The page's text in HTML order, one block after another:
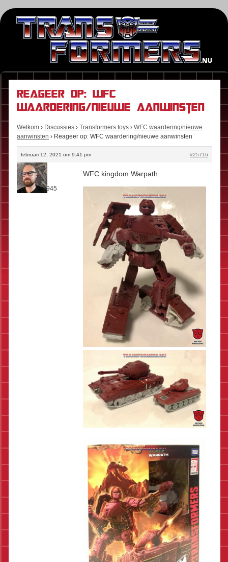
Reageer op: WFC
waardering/nieuwe aanwinsten
Welkom › Discussies › Transformers toys › WFC waardering/nieuwe
aanwinsten › Reageer op: WFC waardering/nieuwe aanwinsten
februari 12, 2021 om 9:41 pm #25716
Stefan
Rol:Fan
Berichten:945
WFC kingdom Warpath.